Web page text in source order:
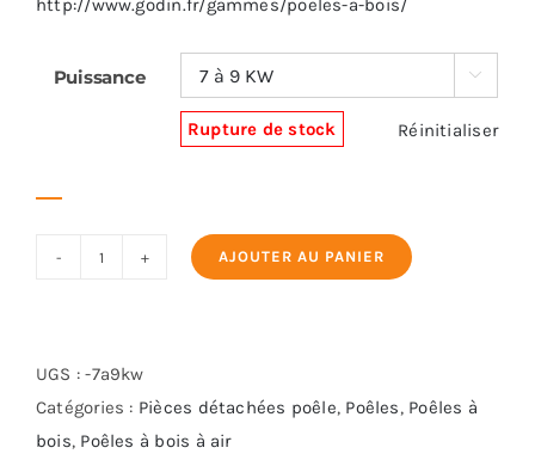
http://www.godin.fr/gammes/poeles-a-bois/
Puissance 
Rupture de stock Réinitialiser
CERAFONTE
AJOUTER AU PANIER
UGS :-7a9kw
Catégories : Pièces détachées poêle, Poêles, Poêles à
bois, Poêles à bois à air